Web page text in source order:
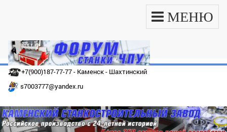
МЕНЮ
+7(900)187-77-77 - Каменск - Шахтинский
s7003777@yandex.ru